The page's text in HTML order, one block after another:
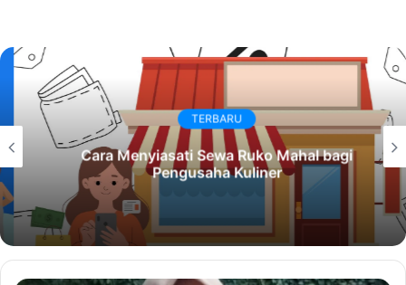
TERBARU
Cara Menyiasati Sewa Ruko Mahal bagi
Pengusaha Kuliner